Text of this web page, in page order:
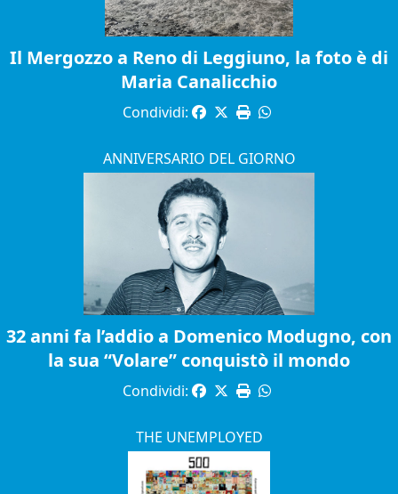
Il Mergozzo a Reno di Leggiuno, la foto è di
Maria Canalicchio
Condividi:
ANNIVERSARIO DEL GIORNO
32 anni fa l’addio a Domenico Modugno, con
la sua “Volare” conquistò il mondo
Condividi:
THE UNEMPLOYED